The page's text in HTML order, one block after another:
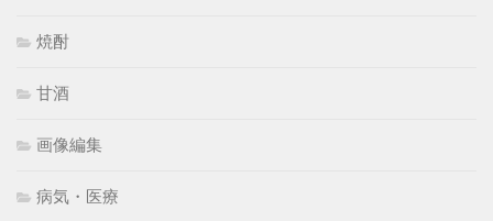
焼酎
甘酒
画像編集
病気・医療